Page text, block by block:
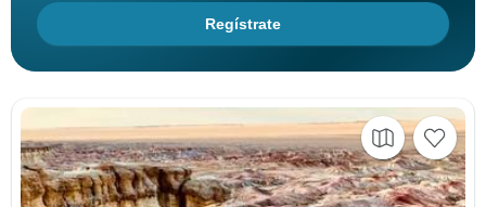
Regístrate